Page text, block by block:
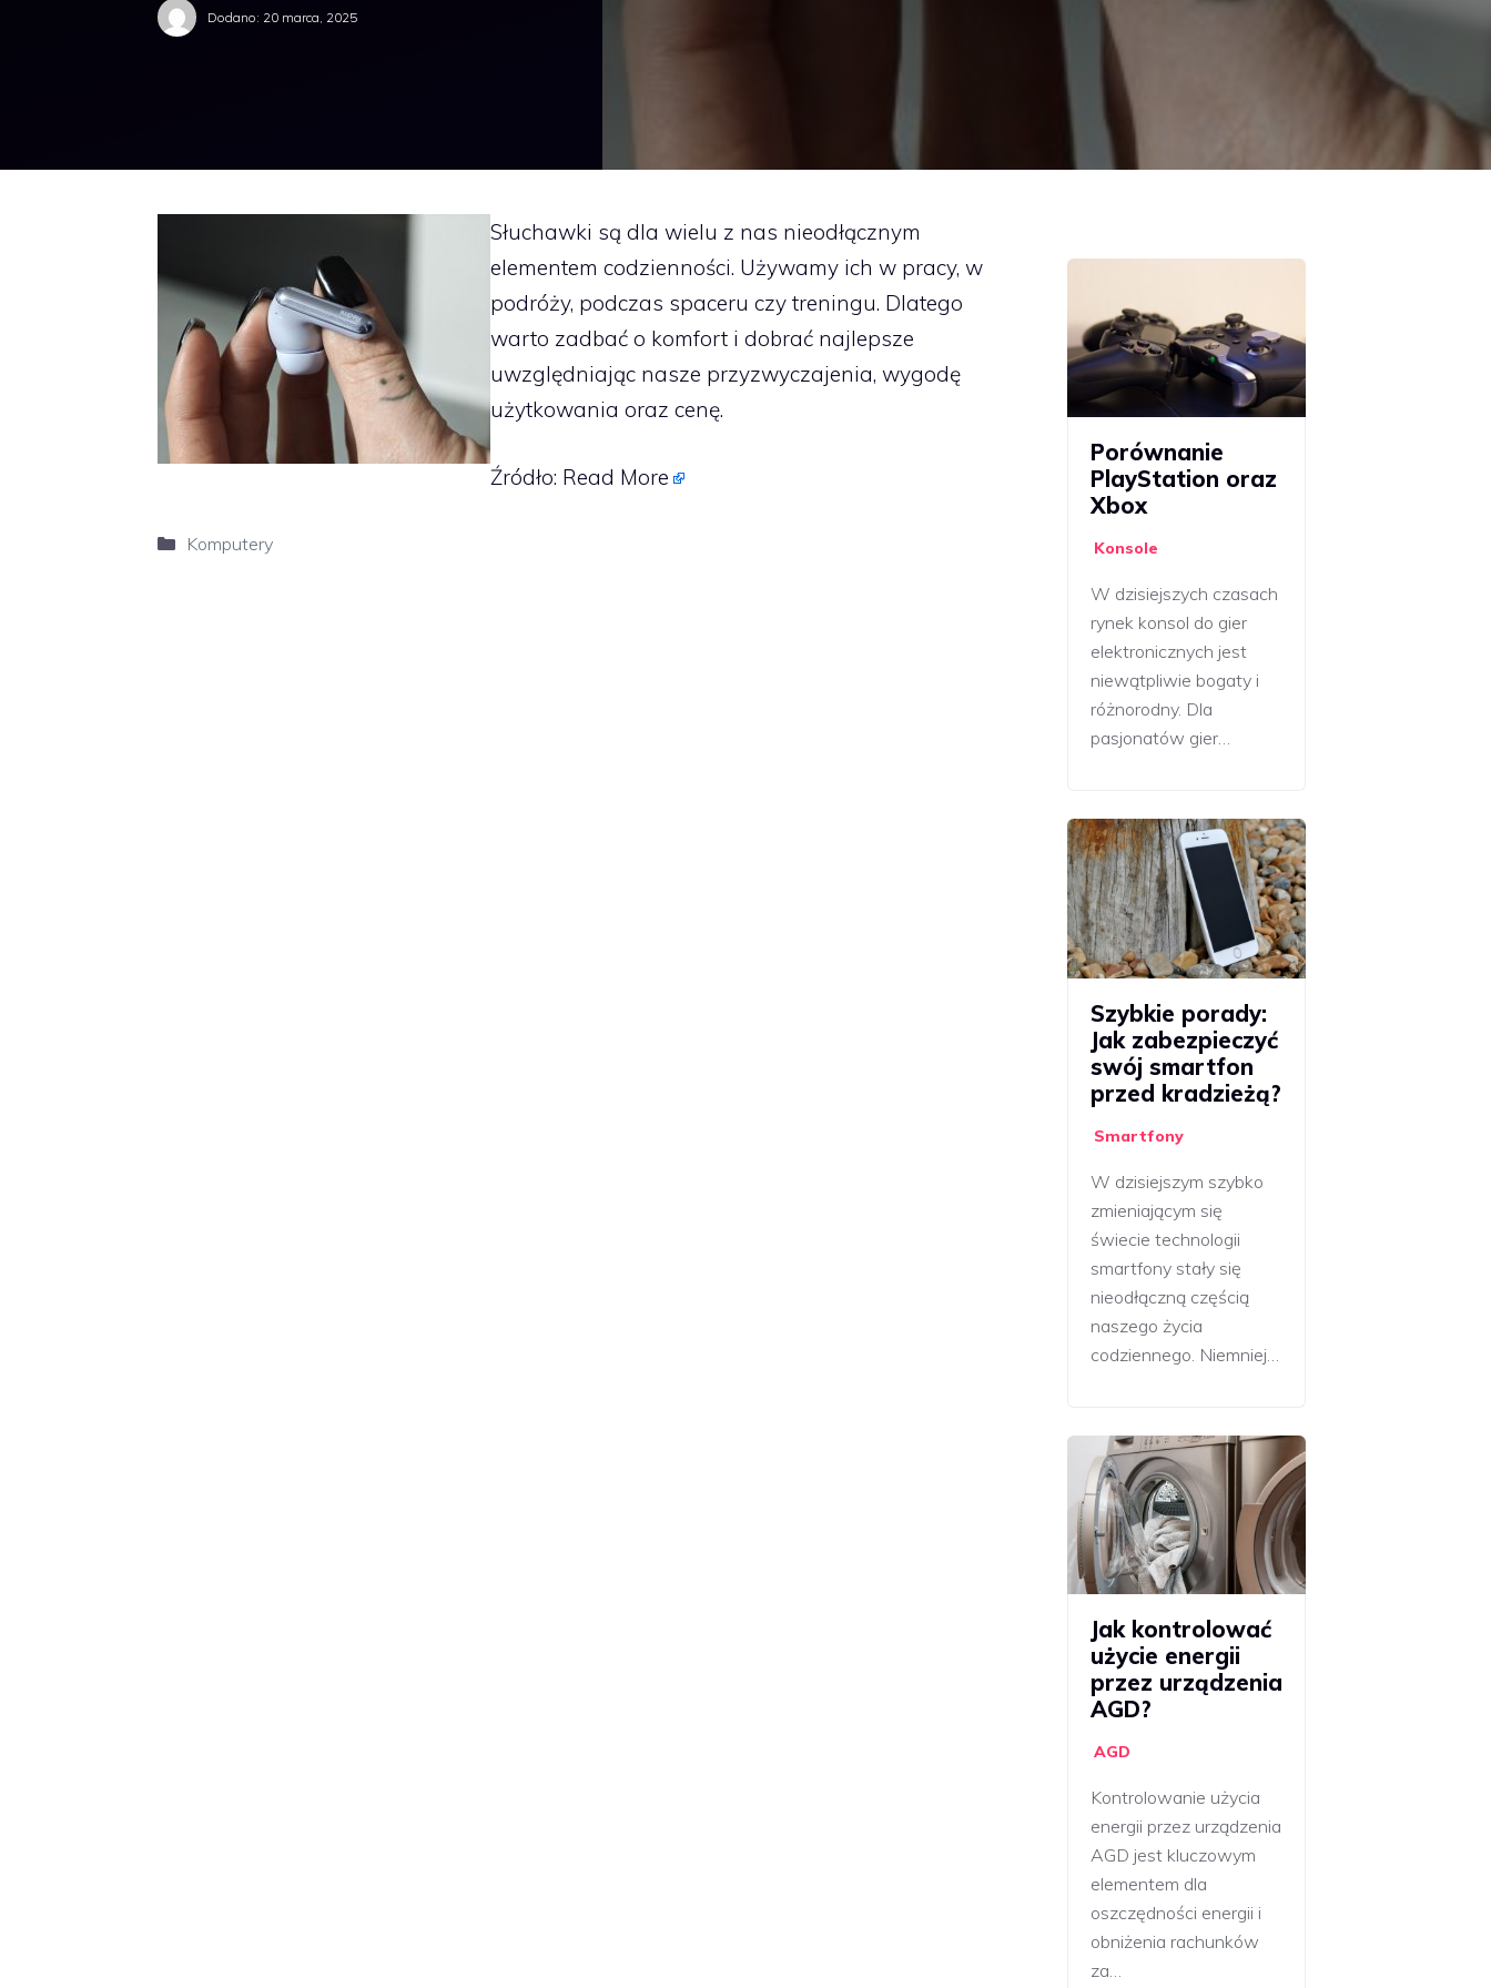
Dodano: 20 marca, 2025
Słuchawki są dla wielu z nas nieodłącznym
elementem codzienności. Używamy ich w pracy, w
podróży, podczas spaceru czy treningu. Dlatego
warto zadbać o komfort i dobrać najlepsze
uwzględniając nasze przyzwyczajenia, wygodę
użytkowania oraz cenę.
Źródło: Read More
Kategorie
Komputery
Porównanie
PlayStation oraz
Xbox
Konsole
W dzisiejszych czasach
rynek konsol do gier
elektronicznych jest
niewątpliwie bogaty i
różnorodny. Dla
pasjonatów gier…
Szybkie porady:
Jak zabezpieczyć
swój smartfon
przed kradzieżą?
Smartfony
W dzisiejszym szybko
zmieniającym się
świecie technologii
smartfony stały się
nieodłączną częścią
naszego życia
codziennego. Niemniej…
Jak kontrolować
użycie energii
przez urządzenia
AGD?
AGD
Kontrolowanie użycia
energii przez urządzenia
AGD jest kluczowym
elementem dla
oszczędności energii i
obniżenia rachunków
za…